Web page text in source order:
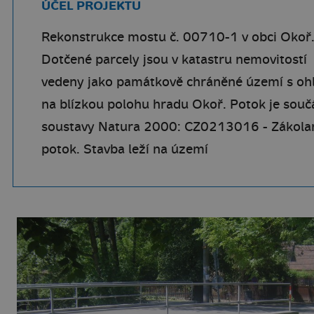
ÚČEL PROJEKTU
Rekonstrukce mostu č. 00710-1 v obci Okoř.
Dotčené parcely jsou v katastru nemovitostí
vedeny jako památkově chráněné území s
na blízkou polohu hradu Okoř. Potok je
soustavy Natura 2000: CZ0213016 -
potok. Stavba leží na území